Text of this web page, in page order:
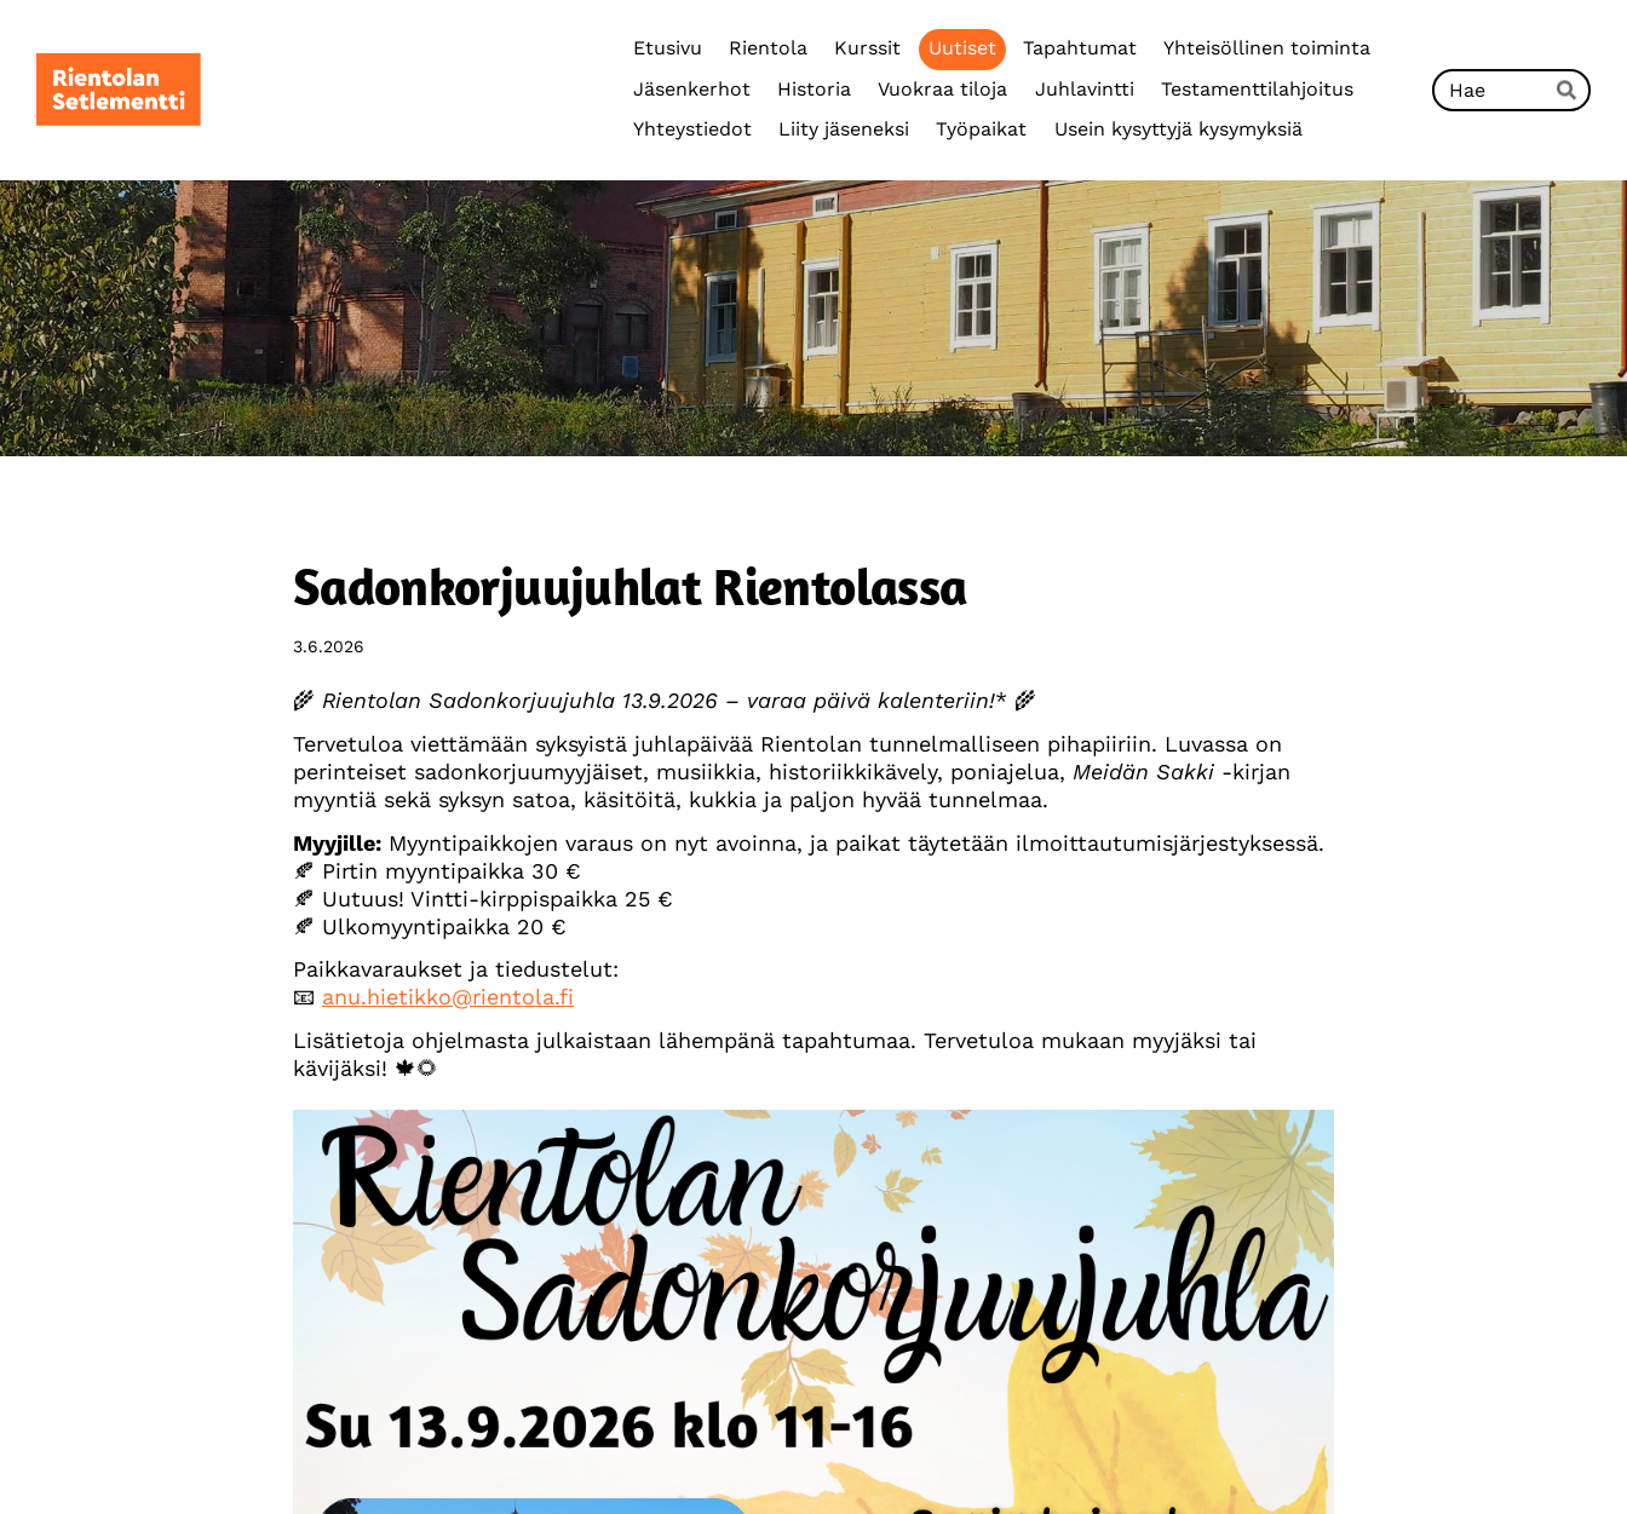
sivun
sisältöön
Rientolan Setlementti ry
Etusivu Rientola Kurssit Uutiset Tapahtumat
Yhteisöllinen toiminta
Jäsenkerhot
Historia Vuokraa tiloja Juhlavintti
Testamenttilahjoitus
Yhteystiedot
Liity jäseneksi Työpaikat Usein kysyttyjä kysymyksiä
Hae
Sadonkorjuujuhlat Rientolassa
3.6.2026
🌾 Rientolan Sadonkorjuujuhla 13.9.2026 – varaa päivä kalenteriin!* 🌾
Tervetuloa viettämään syksyistä juhlapäivää Rientolan tunnelmalliseen pihapiiriin. Luvassa on
perinteiset sadonkorjuumyyjäiset, musiikkia, historiikkikävely, poniajelua, Meidän Sakki -kirjan
myyntiä sekä syksyn satoa, käsitöitä, kukkia ja paljon hyvää tunnelmaa.
Myyjille: Myyntipaikkojen varaus on nyt avoinna, ja paikat täytetään ilmoittautumisjärjestyksessä.
🍂 Pirtin myyntipaikka 30 €
🍂 Uutuus! Vintti-kirppispaikka 25 €
🍂 Ulkomyyntipaikka 20 €
Paikkavaraukset ja tiedustelut:
📧 anu.hietikko@rientola.fi
Lisätietoja ohjelmasta julkaistaan lähempänä tapahtumaa. Tervetuloa mukaan myyjäksi tai
kävijäksi! 🍁🌻